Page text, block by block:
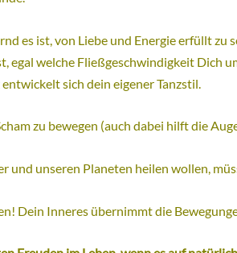
es ist, von Liebe und Energie erfüllt
egal welche Fließgeschwindigkeit Dich
sich dein eigener Tanzstil.
zu bewegen (auch dabei hilft die
und unseren Planeten heilen wollen,
Dein Inneres übernimmt die